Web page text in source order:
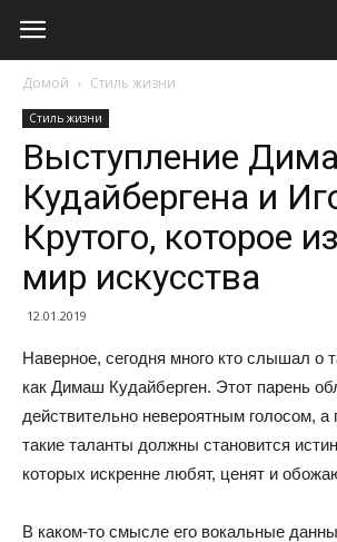
Домой Стиль жизни
Стиль жизни
Выступление
Кудайбергена и
Крутого, которое
мир искусства
12.01.2019
Наверное, сегодня много кто слышал о
как Димаш Кудайберген. Этот парень
действительно невероятным голосом, а
такие таланты должны становится
которых искренне любят, ценят и
В каком-то смысле его вокальные